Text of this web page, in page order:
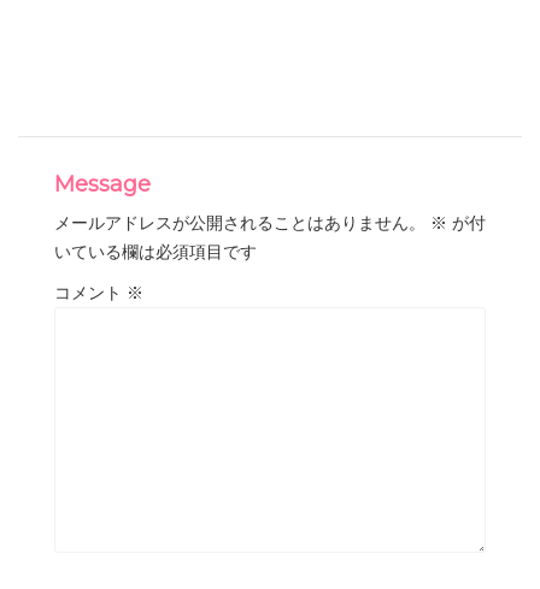
Message
メールアドレスが公開されることはありません。 ※ が付
いている欄は必須項目です
コメント ※